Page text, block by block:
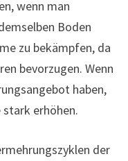
wenn man
Boden
zu bekämpfen, da
bevorzugen. Wenn
haben,
erhöhen.
der